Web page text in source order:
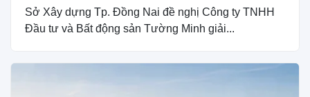
Sở Xây dựng Tp. Đồng Nai đề nghị Công ty TNHH
Đầu tư và Bất động sản Tường Minh giải...